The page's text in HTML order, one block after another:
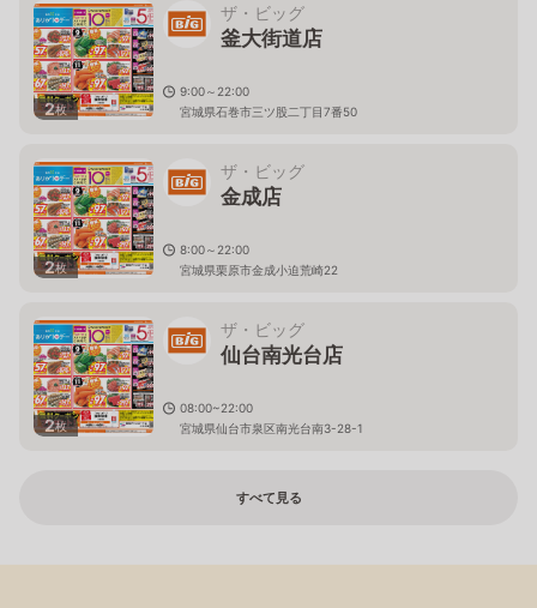
2枚
ザ・ビッグ
釜大街道店
9:00～22:00
宮城県石巻市三ツ股二丁目7番50
2枚
ザ・ビッグ
金成店
8:00～22:00
宮城県栗原市金成小迫荒崎22
2枚
ザ・ビッグ
仙台南光台店
08:00~22:00
宮城県仙台市泉区南光台南3-28-1
すべて見る